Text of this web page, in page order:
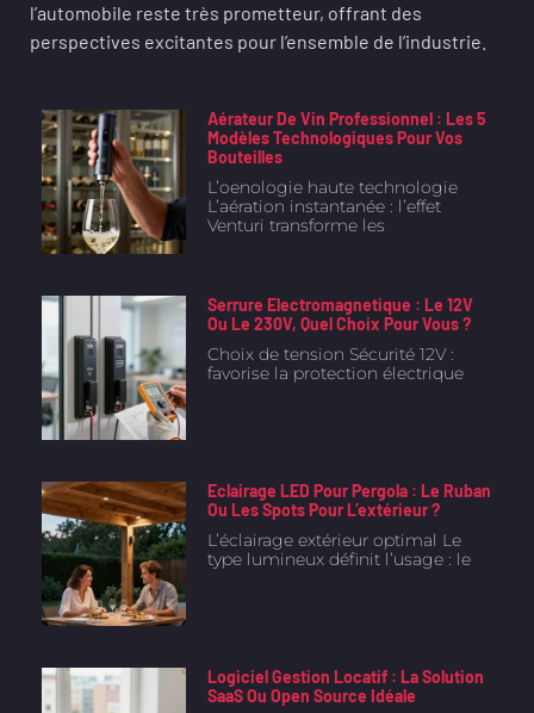
l’automobile reste très prometteur, offrant des
perspectives excitantes pour l’ensemble de l’industrie.
Aérateur De Vin Professionnel : Les 5
Modèles Technologiques Pour Vos
Bouteilles
L’oenologie haute technologie
L’aération instantanée : l’effet
Venturi transforme les
Serrure Electromagnetique : Le 12V
Ou Le 230V, Quel Choix Pour Vous ?
Choix de tension Sécurité 12V :
favorise la protection électrique
Eclairage LED Pour Pergola : Le Ruban
Ou Les Spots Pour L’extérieur ?
L’éclairage extérieur optimal Le
type lumineux définit l’usage : le
Logiciel Gestion Locatif : La Solution
SaaS Ou Open Source Idéale